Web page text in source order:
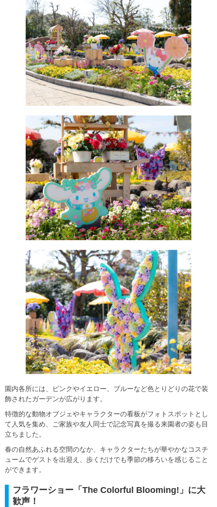
園内各所には、ピンクやイエロー、ブルーなど色とりどりの花で装
飾されたガーデンが広がります。
特徴的な動物オブジェやキャラクターの看板がフォトスポットとし
て人気を集め、ご家族や友人同士で記念写真を撮る来園者の姿も目
立ちました。
春の自然あふれる空間のなか、キャラクターたちが華やかなコスチ
ュームでゲストを出迎え、歩くだけでも季節の移ろいを感じること
ができます。
フラワーショー「The Colorful Blooming!」に大
歓声！